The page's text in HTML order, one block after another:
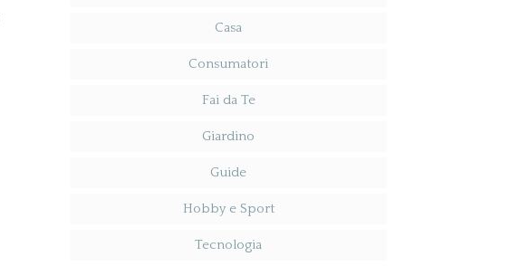
Casa
Consumatori
Fai da Te
Giardino
Guide
Hobby e Sport
Tecnologia